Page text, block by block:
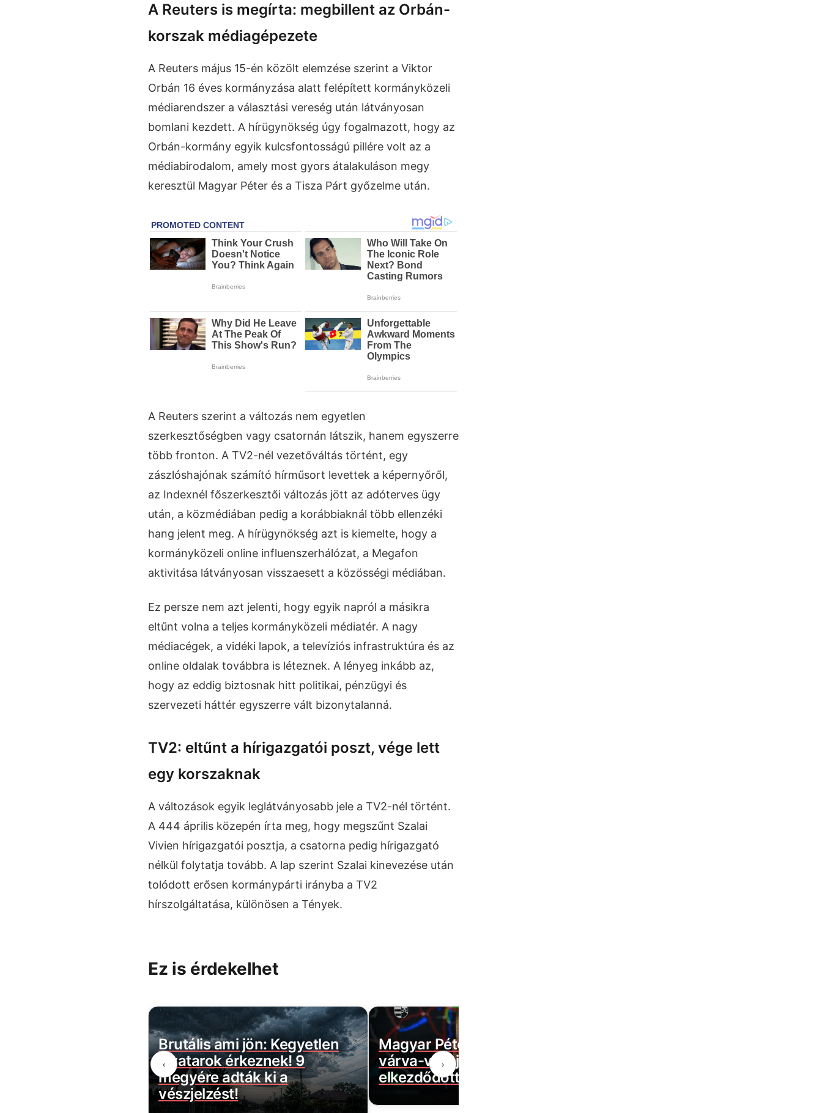
A Reuters is megírta: megbillent az Orbán-
korszak médiagépezete
A Reuters május 15-én közölt elemzése szerint a Viktor
Orbán 16 éves kormányzása alatt felépített kormányközeli
médiarendszer a választási vereség után látványosan
bomlani kezdett. A hírügynökség úgy fogalmazott, hogy az
Orbán-kormány egyik kulcsfontosságú pillére volt az a
médiabirodalom, amely most gyors átalakuláson megy
keresztül Magyar Péter és a Tisza Párt győzelme után.
A Reuters szerint a változás nem egyetlen
szerkesztőségben vagy csatornán látszik, hanem egyszerre
több fronton. A TV2-nél vezetőváltás történt, egy
zászlóshajónak számító hírműsort levettek a képernyőről,
az Indexnél főszerkesztői változás jött az adóterves ügy
után, a közmédiában pedig a korábbiaknál több ellenzéki
hang jelent meg. A hírügynökség azt is kiemelte, hogy a
kormányközeli online influenszerhálózat, a Megafon
aktivitása látványosan visszaesett a közösségi médiában.
Ez persze nem azt jelenti, hogy egyik napról a másikra
eltűnt volna a teljes kormányközeli médiatér. A nagy
médiacégek, a vidéki lapok, a televíziós infrastruktúra és az
online oldalak továbbra is léteznek. A lényeg inkább az,
hogy az eddig biztosnak hitt politikai, pénzügyi és
szervezeti háttér egyszerre vált bizonytalanná.
TV2: eltűnt a hírigazgatói poszt, vége lett
egy korszaknak
A változások egyik leglátványosabb jele a TV2-nél történt.
A 444 április közepén írta meg, hogy megszűnt Szalai
Vivien hírigazgatói posztja, a csatorna pedig hírigazgató
nélkül folytatja tovább. A lap szerint Szalai kinevezése után
tolódott erősen kormánypárti irányba a TV2
hírszolgáltatása, különösen a Tények.
Ez is érdekelhet
‹
Brutális ami jön: Kegyetlen
zivatarok érkeznek! 9
megyére adták ki a
vészjelzést!
Magyar Péter bejelentette a
várva-várt jó hírt! Végre
elkezdődött…
›